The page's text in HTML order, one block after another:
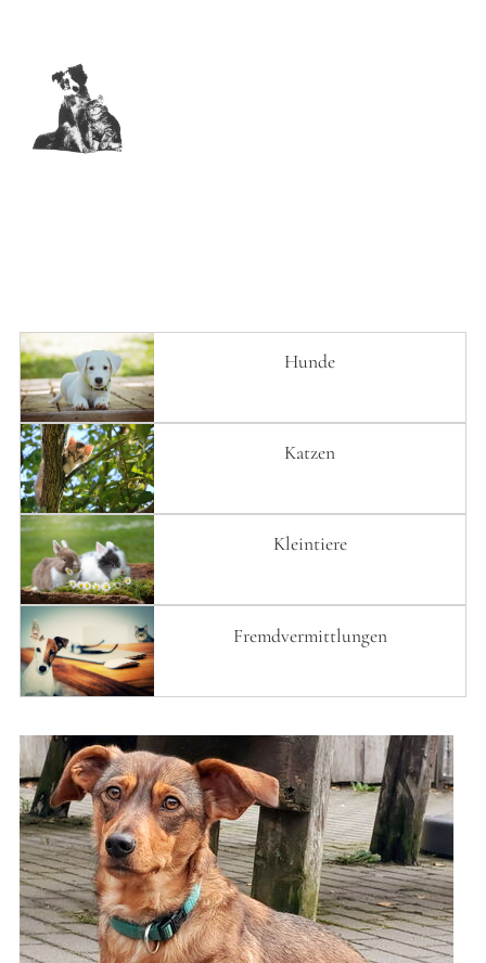
überspringen
Hunde
Katzen
Kleintiere
Fremdvermittlungen